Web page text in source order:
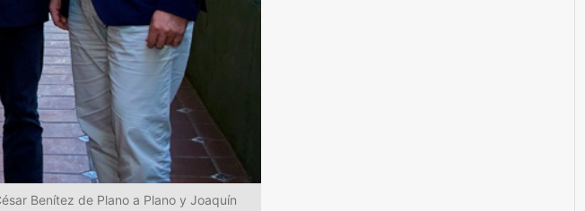
Benítez de Plano a Plano y Joaquín